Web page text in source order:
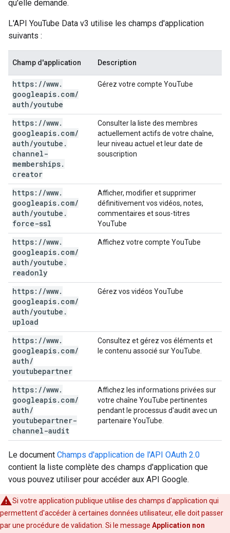
qu'elle demande.
L'API YouTube Data v3 utilise les champs d'application
suivants :
Champ d'application Description
https: //www.
googleapis. com/
auth/youtube
Gérez votre compte YouTube
https: //www.
googleapis. com/
auth/youtube .
channel-
memberships.
creator
Consulter la liste des membres
actuellement actifs de votre chaîne,
leur niveau actuel et leur date de
souscription
https: //www.
googleapis. com/
auth/youtube .
force-ssl
Afficher, modifier et supprimer
définitivement vos vidéos, notes,
commentaires et sous-titres
YouTube
https: //www.
googleapis. com/
auth/youtube .
readonly
Affichez votre compte YouTube
https: //www.
googleapis. com/
auth/youtube .
upload
Gérez vos vidéos YouTube
https: //www.
googleapis. com/
auth/
youtubepartner
Consultez et gérez vos éléments et
le contenu associé sur YouTube.
https: //www.
googleapis. com/
auth/
youtubepartner-
channel-audit
Affichez les informations privées sur
votre chaîne YouTube pertinentes
pendant le processus d'audit avec un
partenaire YouTube.
Le document Champs d'application de l'API OAuth 2.0
contient la liste complète des champs d'application que
vous pouvez utiliser pour accéder aux API Google.
Si votre application publique utilise des champs d'application qui
permettent d'accéder à certaines données utilisateur, elle doit passer
par une procédure de validation. Si le message Application non